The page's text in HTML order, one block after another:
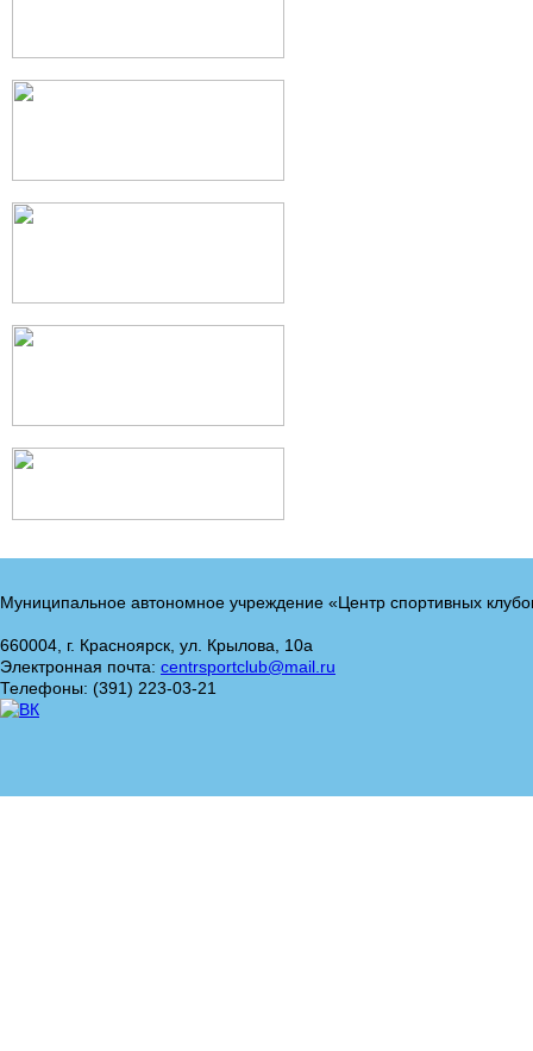
Муниципальное автономное учреждение «Центр спортивных
660004, г. Красноярск, ул. Крылова, 10а
Электронная почта: centrsportclub@mail.ru
Телефоны: (391) 223-03-21